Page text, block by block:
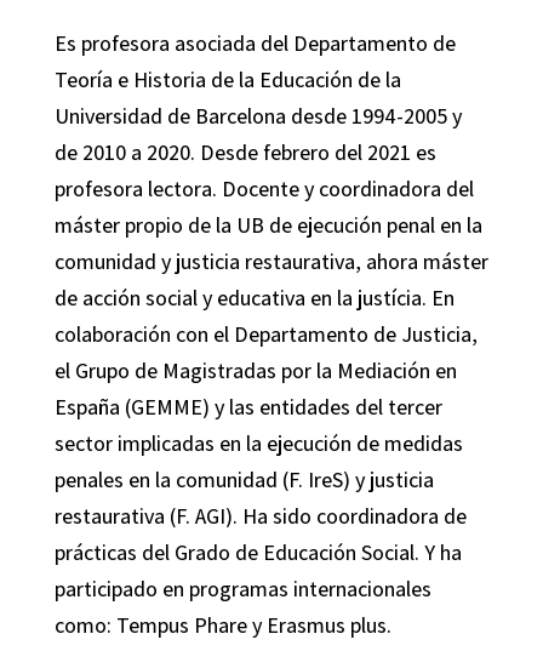
Es profesora asociada del Departamento de
Teoría e Historia de la Educación de la
Universidad de Barcelona desde 1994-2005 y
de 2010 a 2020. Desde febrero del 2021 es
profesora lectora. Docente y coordinadora del
máster propio de la UB de ejecución penal en la
comunidad y justicia restaurativa, ahora máster
de acción social y educativa en la justícia. En
colaboración con el Departamento de Justicia,
el Grupo de Magistradas por la Mediación en
España (GEMME) y las entidades del tercer
sector implicadas en la ejecución de medidas
penales en la comunidad (F. IreS) y justicia
restaurativa (F. AGI). Ha sido coordinadora de
prácticas del Grado de Educación Social. Y ha
participado en programas internacionales
como: Tempus Phare y Erasmus plus.